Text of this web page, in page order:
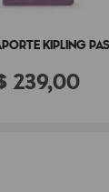
KIPLING
239,00